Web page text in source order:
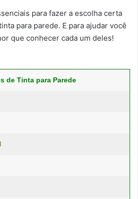
para fazer a escolha certa
para parede. E para ajudar você
que conhecer cada um deles!
de Tinta para Parede